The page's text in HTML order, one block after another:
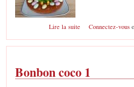
Lire la suite de Gateau Paska
Connectez-vous
Bonbon coco 1